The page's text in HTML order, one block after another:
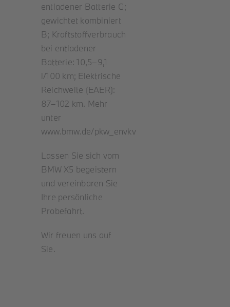
entladener Batterie G;
gewichtet kombiniert
B; Kraftstoffverbrauch
bei entladener
Batterie: 10,5–9,1
l/100 km; Elektrische
Reichweite (EAER):
87–102 km. Mehr
unter
www.bmw.de/pkw_envkv
Lassen Sie sich vom
BMW X5 begeistern
und vereinbaren Sie
Ihre persönliche
Probefahrt.
Wir freuen uns auf
Sie.